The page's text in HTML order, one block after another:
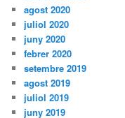
agost 2020
juliol 2020
juny 2020
febrer 2020
setembre 2019
agost 2019
juliol 2019
juny 2019